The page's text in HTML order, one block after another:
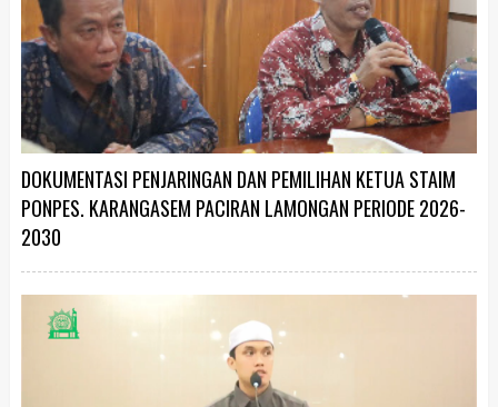
DOKUMENTASI PENJARINGAN DAN PEMILIHAN KETUA STAIM
PONPES. KARANGASEM PACIRAN LAMONGAN PERIODE 2026-
2030